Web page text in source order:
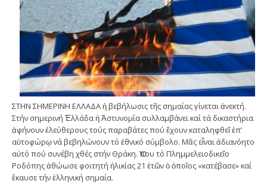
ΣΤΗΝ ΣΗΜΕΡΙΝΗ ΕΛΛΑΔΑ ἡ βεβήλωσις τῆς σημαίας γίνεται ἀνεκτή.
Στήν σημερινή Ἑλλάδα ἡ Ἀστυνομία συλλαμβάνει καί τά δικαστήρια
ἀφήνουν ἐλεύθερους τούς παραβάτες πού ἔχουν καταληφθεῖ ἐπ’
αὐτοφώρῳ νά βεβηλώνουν τό ἐθνικό σύμβολο. Μᾶς εἶναι ἀδιανόητο
αὐτό πού συνέβη χθές στήν Θράκη. Ὅπου τό Πλημμελειοδικεῖο
Ροδόπης ἀθώωσε φοιτητή ἡλικίας 21 ἐτῶν ὁ ὁποῖος «κατέβασε» καί
ἔκαυσε τήν ἑλληνική σημαία.